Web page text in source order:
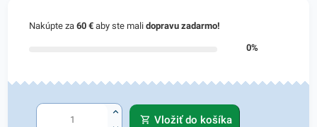
Nakúpte za60 € aby ste malidopravu zadarmo!
0%
Vložiť do košíka